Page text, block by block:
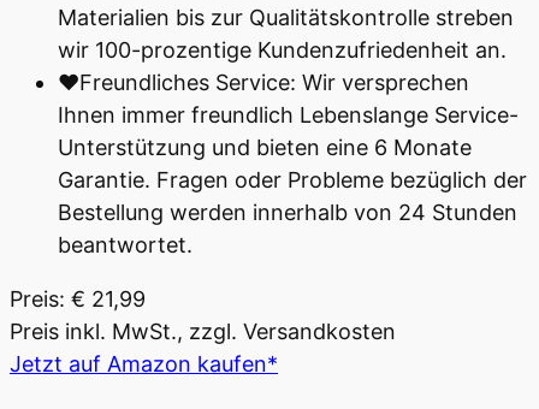
Materialien bis zur Qualitätskontrolle streben
wir 100-prozentige Kundenzufriedenheit an.
♥Freundliches Service: Wir versprechen
Ihnen immer freundlich Lebenslange Service-
Unterstützung und bieten eine 6 Monate
Garantie. Fragen oder Probleme bezüglich der
Bestellung werden innerhalb von 24 Stunden
beantwortet.
Preis: € 21,99
Preis inkl. MwSt., zzgl. Versandkosten
Jetzt auf Amazon kaufen*